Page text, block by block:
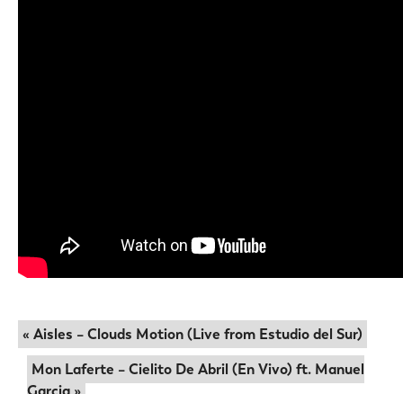
« Aisles – Clouds Motion (Live from Estudio del Sur)
Mon Laferte – Cielito De Abril (En Vivo) ft. Manuel